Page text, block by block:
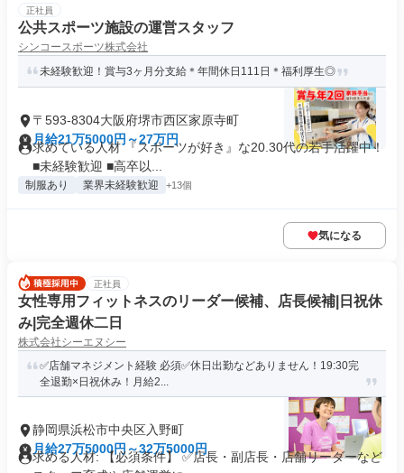
正社員
公共スポーツ施設の運営スタッフ
シンコースポーツ株式会社
未経験歓迎！賞与3ヶ月分支給＊年間休日111日＊福利厚生◎
〒593-8304大阪府堺市西区家原寺町
月給21万5000円～27万円
求めている人材 『スポーツが好き』な20.30代の若手活躍中！
■未経験歓迎 ■高卒以...
制服あり 業界未経験歓迎 +13個
気になる
正社員
女性専用フィットネスのリーダー候補、店長候補|日祝休
み|完全週休二日
株式会社シーエヌシー
✅店舗マネジメント経験 必須✅休日出勤などありません！19:30完
全退勤×日祝休み！月給2...
静岡県浜松市中央区入野町
月給27万5000円～32万5000円
求める人材: 【必須条件】 ✅店長・副店長・店舗リーダーなど